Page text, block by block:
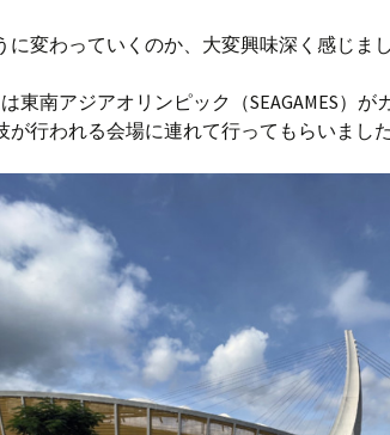
に変わっていくのか、大変興味深く感じまし
東南アジアオリンピック（SEAGAMES）
が行われる会場に連れて行ってもらいました